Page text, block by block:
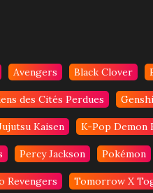
Avengers Black Clover
des Cités Perdues
Kaisen K-Pop Demon
Percy Jackson Pokémon
Revengers Tomorrow X